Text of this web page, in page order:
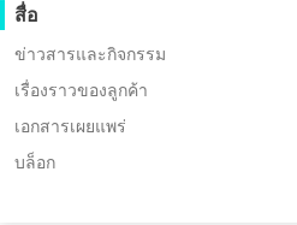
ดาวน์โหลด
การ ติดต่อ
คัดลอกที่นอกเว็บไซต์
การเก็บถาวร
การจัดการงาน
การเคลื่อนย้ายเวิร์กโหลด
การย้ายข้อมูล V2V
XCP-ng
oVirt
H3C CAS/UIS
ZStack
Sangfor HCI
เหตุการณ์สด
เว็บบินาร์
การสาธิตสด
เรื่องราวของลูกค้า
บริการเทคโนโลยีสารสนเทศ
ติดต่อ
ขอใบเสนอราคา
ค้นหาพาร์ทเนอร์ในท้องถิ่น
เป็นพาร์ทเนอร์อยู่แล้วหรือไม่?
เข้าสู่ระบบพอร์ทัลพาร์ทเนอร์
สื่อ
ข่าวสารและกิจกรรม
เรื่องราวของลูกค้า
เอกสารเผยแพร่
บล็อก
แข็งแกร่ง
ง่าย ฉลาด และคุ้มค่า